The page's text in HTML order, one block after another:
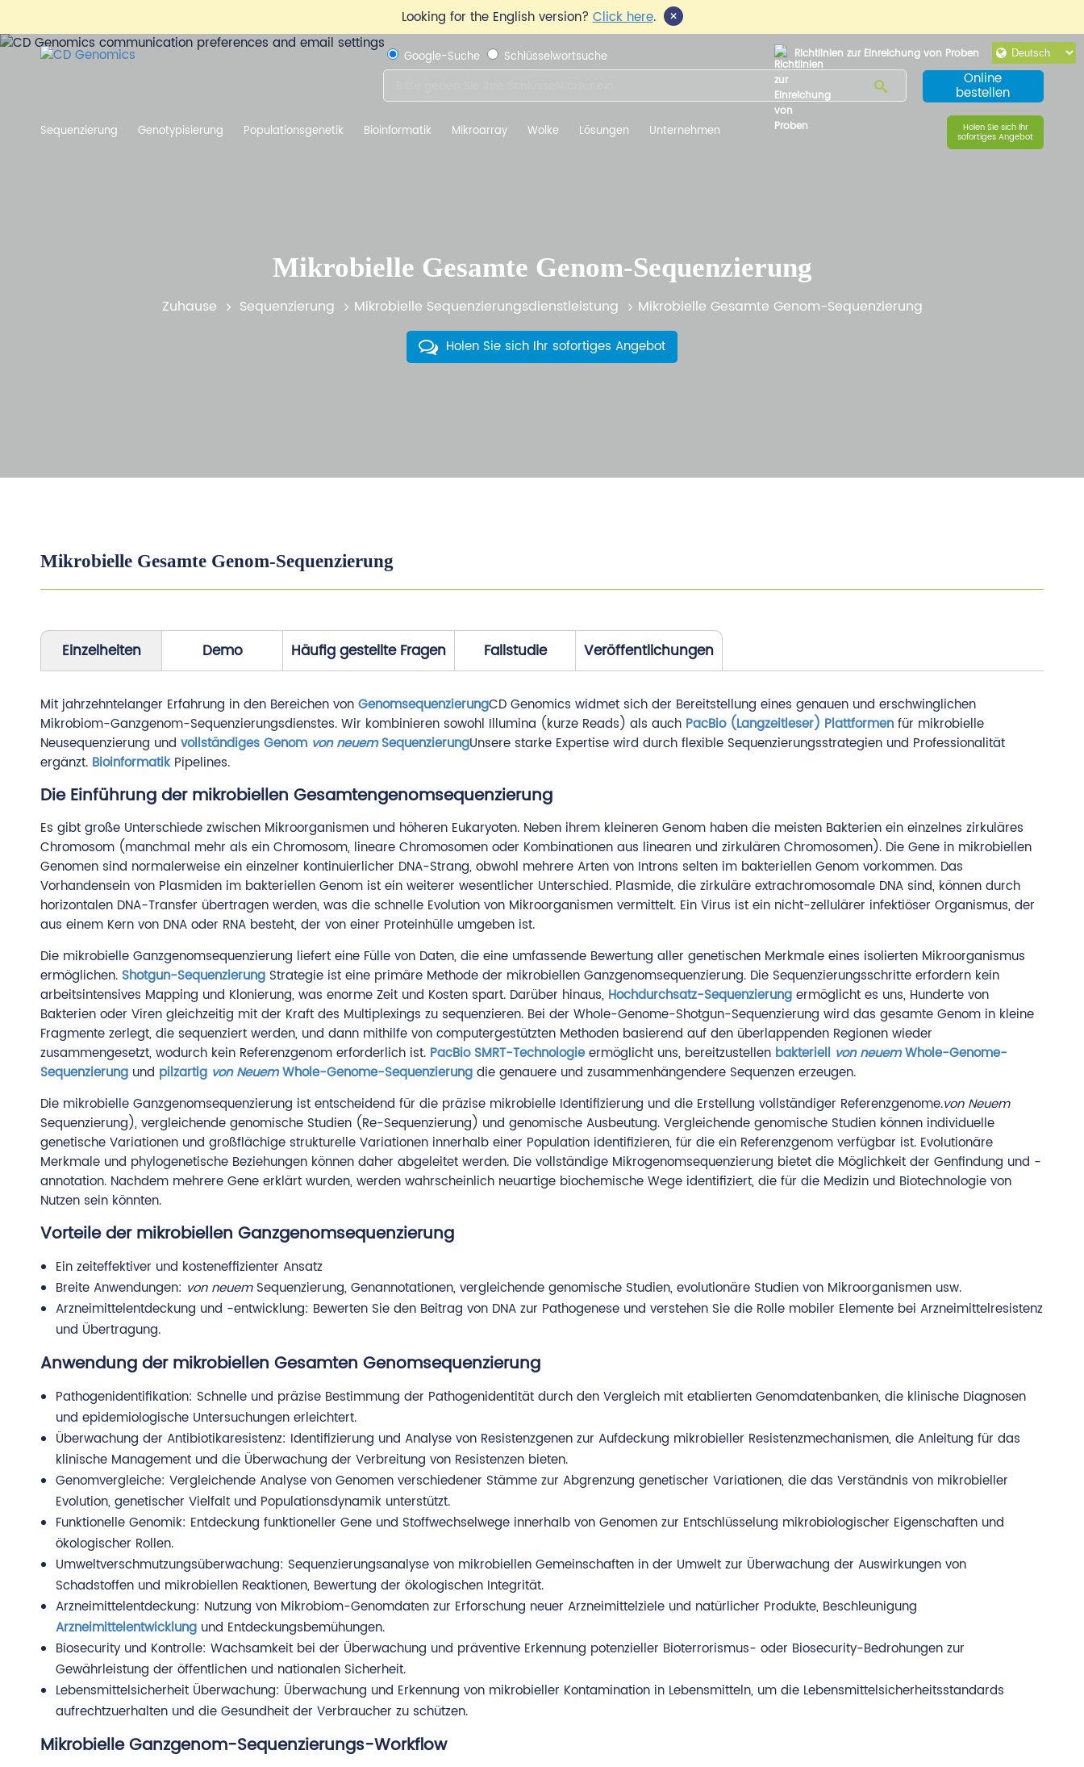
Looking for the English version?Click here. ×
Richtlinien zur Einreichung von Proben
Google-Suche Schlüsselwortsuche
Online
bestellen
Sequenzierung Genotypisierung Populationsgenetik Bioinformatik Mikroarray Wolke Lösungen Unternehmen Holen Sie sich Ihr
sofortiges Angebot
Mikrobielle Gesamte Genom-Sequenzierung
Zuhause Sequenzierung Mikrobielle Sequenzierungsdienstleistung Mikrobielle Gesamte Genom-Sequenzierung
Holen Sie sich Ihr sofortiges Angebot
Mikrobielle Gesamte Genom-Sequenzierung
Einzelheiten Demo Häufig gestellte Fragen Fallstudie Veröffentlichungen
Mit jahrzehntelanger Erfahrung in den Bereichen von GenomsequenzierungCD Genomics widmet sich der Bereitstellung eines genauen und erschwinglichen
Mikrobiom-Ganzgenom-Sequenzierungsdienstes. Wir kombinieren sowohl Illumina (kurze Reads) als auch PacBio (Langzeitleser) Plattformen für mikrobielle
Neusequenzierung und vollständiges Genom von neuemSequenzierungUnsere starke Expertise wird durch flexible Sequenzierungsstrategien und Professionalität
ergänzt. BioinformatikPipelines.
Die Einführung der mikrobiellen Gesamtengenomsequenzierung
Es gibt große Unterschiede zwischen Mikroorganismen und höheren Eukaryoten. Neben ihrem kleineren Genom haben die meisten Bakterien ein einzelnes zirkuläres
Chromosom (manchmal mehr als ein Chromosom, lineare Chromosomen oder Kombinationen aus linearen und zirkulären Chromosomen). Die Gene in mikrobiellen
Genomen sind normalerweise ein einzelner kontinuierlicher DNA-Strang, obwohl mehrere Arten von Introns selten im bakteriellen Genom vorkommen. Das
Vorhandensein von Plasmiden im bakteriellen Genom ist ein weiterer wesentlicher Unterschied. Plasmide, die zirkuläre extrachromosomale DNA sind, können durch
horizontalen DNA-Transfer übertragen werden, was die schnelle Evolution von Mikroorganismen vermittelt. Ein Virus ist ein nicht-zellulärer infektiöser Organismus, der
aus einem Kern von DNA oder RNA besteht, der von einer Proteinhülle umgeben ist.
Die mikrobielle Ganzgenomsequenzierung liefert eine Fülle von Daten, die eine umfassende Bewertung aller genetischen Merkmale eines isolierten Mikroorganismus
ermöglichen. Shotgun-Sequenzierung Strategie ist eine primäre Methode der mikrobiellen Ganzgenomsequenzierung. Die Sequenzierungsschritte erfordern kein
arbeitsintensives Mapping und Klonierung, was enorme Zeit und Kosten spart. Darüber hinaus, Hochdurchsatz-Sequenzierung ermöglicht es uns, Hunderte von
Bakterien oder Viren gleichzeitig mit der Kraft des Multiplexings zu sequenzieren. Bei der Whole-Genome-Shotgun-Sequenzierung wird das gesamte Genom in kleine
Fragmente zerlegt, die sequenziert werden, und dann mithilfe von computergestützten Methoden basierend auf den überlappenden Regionen wieder
zusammengesetzt, wodurch kein Referenzgenom erforderlich ist. PacBio SMRT-Technologieermöglicht uns, bereitzustellen bakteriell von neuemWhole-Genome-
Sequenzierung und pilzartig von NeuemWhole-Genome-Sequenzierung die genauere und zusammenhängendere Sequenzen erzeugen.
Die mikrobielle Ganzgenomsequenzierung ist entscheidend für die präzise mikrobielle Identifizierung und die Erstellung vollständiger Referenzgenome.von Neuem
Sequenzierung), vergleichende genomische Studien (Re-Sequenzierung) und genomische Ausbeutung. Vergleichende genomische Studien können individuelle
genetische Variationen und großflächige strukturelle Variationen innerhalb einer Population identifizieren, für die ein Referenzgenom verfügbar ist. Evolutionäre
Merkmale und phylogenetische Beziehungen können daher abgeleitet werden. Die vollständige Mikrogenomsequenzierung bietet die Möglichkeit der Genfindung und -
annotation. Nachdem mehrere Gene erklärt wurden, werden wahrscheinlich neuartige biochemische Wege identifiziert, die für die Medizin und Biotechnologie von
Nutzen sein könnten.
Vorteile der mikrobiellen Ganzgenomsequenzierung
Ein zeiteffektiver und kosteneffizienter Ansatz
Breite Anwendungen: von neuemSequenzierung, Genannotationen, vergleichende genomische Studien, evolutionäre Studien von Mikroorganismen usw.
Arzneimittelentdeckung und -entwicklung: Bewerten Sie den Beitrag von DNA zur Pathogenese und verstehen Sie die Rolle mobiler Elemente bei Arzneimittelresistenz
und Übertragung.
Anwendung der mikrobiellen Gesamten Genomsequenzierung
Pathogenidentifikation: Schnelle und präzise Bestimmung der Pathogenidentität durch den Vergleich mit etablierten Genomdatenbanken, die klinische Diagnosen
und epidemiologische Untersuchungen erleichtert.
Überwachung der Antibiotikaresistenz: Identifizierung und Analyse von Resistenzgenen zur Aufdeckung mikrobieller Resistenzmechanismen, die Anleitung für das
klinische Management und die Überwachung der Verbreitung von Resistenzen bieten.
Genomvergleiche: Vergleichende Analyse von Genomen verschiedener Stämme zur Abgrenzung genetischer Variationen, die das Verständnis von mikrobieller
Evolution, genetischer Vielfalt und Populationsdynamik unterstützt.
Funktionelle Genomik: Entdeckung funktioneller Gene und Stoffwechselwege innerhalb von Genomen zur Entschlüsselung mikrobiologischer Eigenschaften und
ökologischer Rollen.
Umweltverschmutzungsüberwachung: Sequenzierungsanalyse von mikrobiellen Gemeinschaften in der Umwelt zur Überwachung der Auswirkungen von
Schadstoffen und mikrobiellen Reaktionen, Bewertung der ökologischen Integrität.
Arzneimittelentdeckung: Nutzung von Mikrobiom-Genomdaten zur Erforschung neuer Arzneimittelziele und natürlicher Produkte, Beschleunigung
Arzneimittelentwicklung und Entdeckungsbemühungen.
Biosecurity und Kontrolle: Wachsamkeit bei der Überwachung und präventive Erkennung potenzieller Bioterrorismus- oder Biosecurity-Bedrohungen zur
Gewährleistung der öffentlichen und nationalen Sicherheit.
Lebensmittelsicherheit Überwachung: Überwachung und Erkennung von mikrobieller Kontamination in Lebensmitteln, um die Lebensmittelsicherheitsstandards
aufrechtzuerhalten und die Gesundheit der Verbraucher zu schützen.
Mikrobielle Ganzgenom-Sequenzierungs-Workflow